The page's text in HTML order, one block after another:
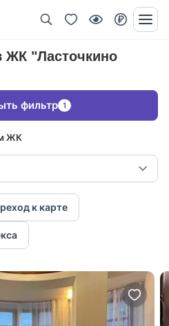
ЖК "Ласточкино
ЖК
к карте
фильтр 1